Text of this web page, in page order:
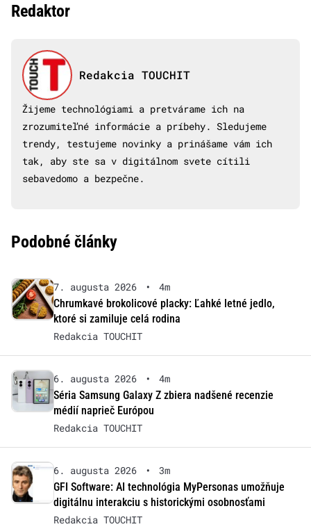
Redaktor
Redakcia TOUCHIT
Žijeme technológiami a pretvárame ich na
zrozumiteľné informácie a príbehy. Sledujeme
trendy, testujeme novinky a prinášame vám ich
tak, aby ste sa v digitálnom svete cítili
sebavedomo a bezpečne.
Podobné články
7. augusta 2026 •
4m
Chrumkavé brokolicové placky: Ľahké letné jedlo,
ktoré si zamiluje celá rodina
Redakcia TOUCHIT
6. augusta 2026 •
4m
Séria Samsung Galaxy Z zbiera nadšené recenzie
médií naprieč Európou
Redakcia TOUCHIT
6. augusta 2026 •
3m
GFI Software: AI technológia MyPersonas umožňuje
digitálnu interakciu s historickými osobnosťami
Redakcia TOUCHIT